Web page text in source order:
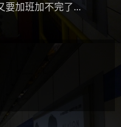
要加班加不完了...